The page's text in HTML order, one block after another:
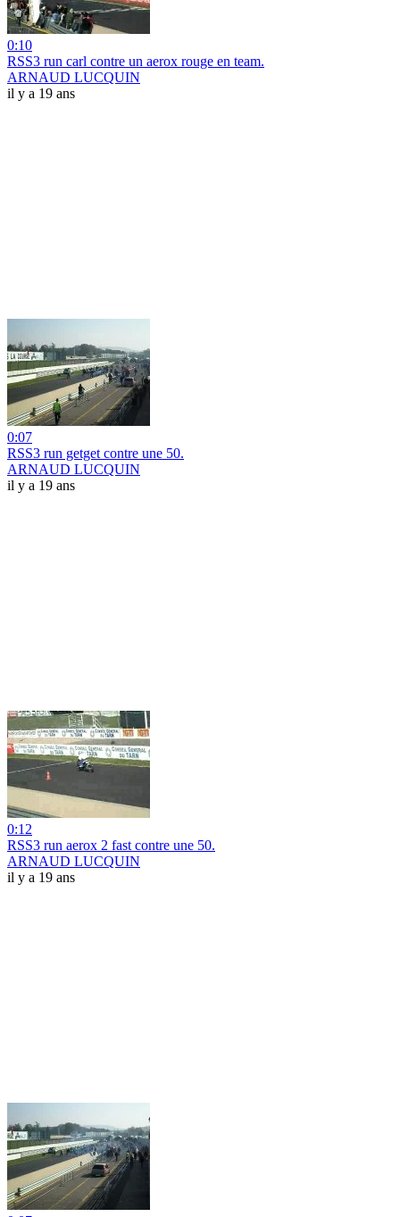
0:10
RSS3 run carl contre un aerox rouge en team.
ARNAUD LUCQUIN
il y a 19 ans
0:07
RSS3 run getget contre une 50.
ARNAUD LUCQUIN
il y a 19 ans
0:12
RSS3 run aerox 2 fast contre une 50.
ARNAUD LUCQUIN
il y a 19 ans